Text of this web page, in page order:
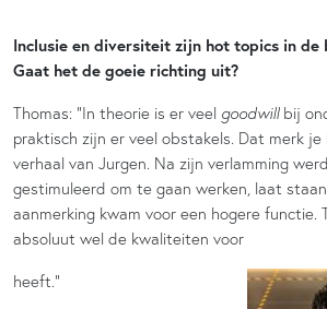
Inclusie en diversiteit zijn hot topics in
Gaat het de goeie richting uit?
Thomas: “In theorie is er veel goodwillbij
praktisch zijn er veel obstakels. Dat merk
verhaal van Jurgen. Na zijn verlamming
gestimuleerd om te gaan werken, laat
aanmerking kwam voor een hogere functie.
absoluut wel de kwaliteiten voor
heeft.”